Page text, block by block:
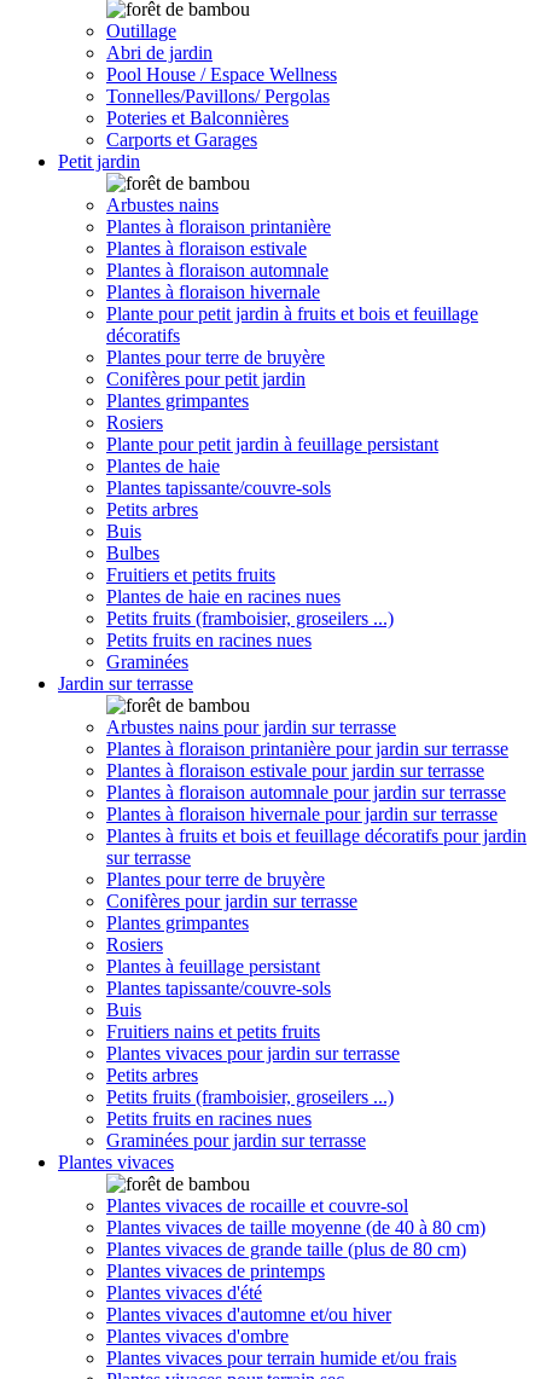
Outillage
Abri de jardin
Pool House / Espace Wellness
Tonnelles/Pavillons/ Pergolas
Poteries et Balconnières
Carports et Garages
Petit jardin
Arbustes nains
Plantes à floraison printanière
Plantes à floraison estivale
Plantes à floraison automnale
Plantes à floraison hivernale
Plante pour petit jardin à fruits et bois et feuillage
décoratifs
Plantes pour terre de bruyère
Conifères pour petit jardin
Plantes grimpantes
Rosiers
Plante pour petit jardin à feuillage persistant
Plantes de haie
Plantes tapissante/couvre-sols
Petits arbres
Buis
Bulbes
Fruitiers et petits fruits
Plantes de haie en racines nues
Petits fruits (framboisier, groseilers ...)
Petits fruits en racines nues
Graminées
Jardin sur terrasse
Arbustes nains pour jardin sur terrasse
Plantes à floraison printanière pour jardin sur terrasse
Plantes à floraison estivale pour jardin sur terrasse
Plantes à floraison automnale pour jardin sur terrasse
Plantes à floraison hivernale pour jardin sur terrasse
Plantes à fruits et bois et feuillage décoratifs pour jardin
sur terrasse
Plantes pour terre de bruyère
Conifères pour jardin sur terrasse
Plantes grimpantes
Rosiers
Plantes à feuillage persistant
Plantes tapissante/couvre-sols
Buis
Fruitiers nains et petits fruits
Plantes vivaces pour jardin sur terrasse
Petits arbres
Petits fruits (framboisier, groseilers ...)
Petits fruits en racines nues
Graminées pour jardin sur terrasse
Plantes vivaces
Plantes vivaces de rocaille et couvre-sol
Plantes vivaces de taille moyenne (de 40 à 80 cm)
Plantes vivaces de grande taille (plus de 80 cm)
Plantes vivaces de printemps
Plantes vivaces d'été
Plantes vivaces d'automne et/ou hiver
Plantes vivaces d'ombre
Plantes vivaces pour terrain humide et/ou frais